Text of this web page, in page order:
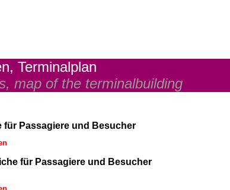
Terminalplan
map of the terminalbuilding
für Passagiere und Besucher
für Passagiere und Besucher